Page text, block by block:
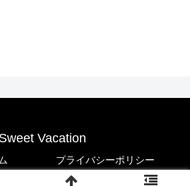
Vacation
プライバシーポリシー